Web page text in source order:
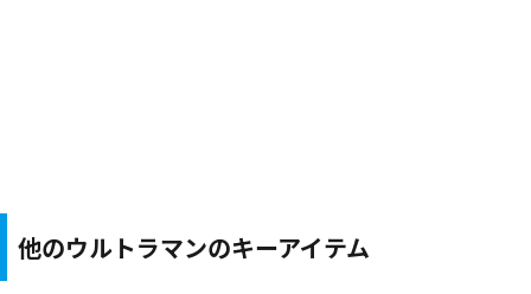
他のウルトラマンのキーアイテム